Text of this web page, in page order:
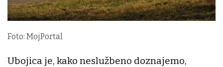
Foto: MojPortal
Ubojica je, kako neslužbeno doznajemo,